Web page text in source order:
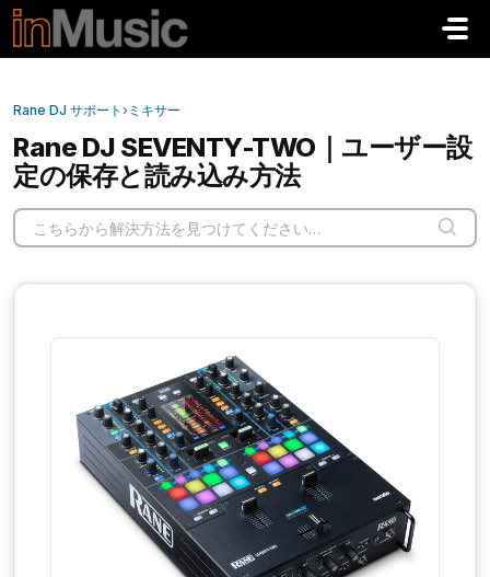
メインコンテンツに移動
Rane DJ サポート › ミキサー
Rane DJ SEVENTY-TWO｜ユーザー設
定の保存と読み込み方法